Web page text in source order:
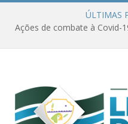
ÚLTIMAS